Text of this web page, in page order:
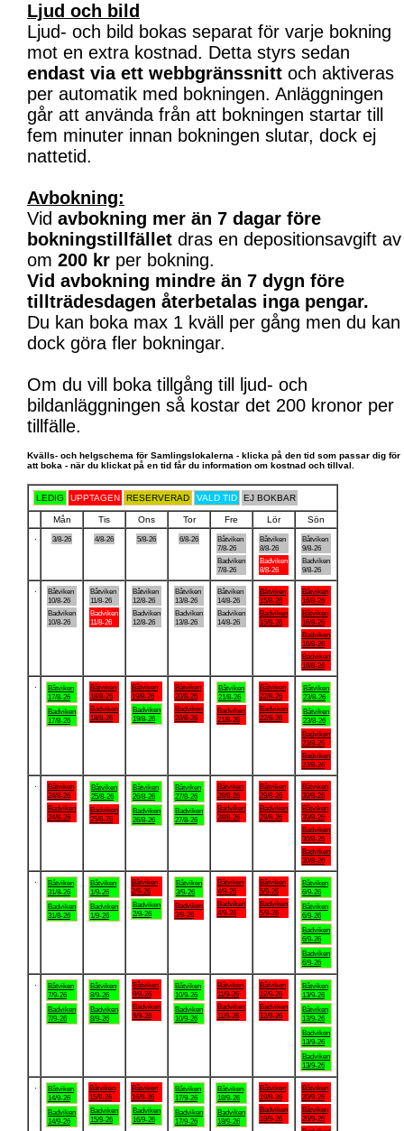
Ljud och bild
Ljud- och bild bokas separat för varje bokning
mot en extra kostnad. Detta styrs sedan
endast via ett webbgränssnitt och aktiveras
per automatik med bokningen. Anläggningen
går att använda från att bokningen startar till
fem minuter innan bokningen slutar, dock ej
nattetid.
Avbokning:
Vid avbokning mer än 7 dagar före
bokningstillfället dras en depositionsavgift av
om 200 kr per bokning.
Vid avbokning mindre än 7 dygn före
tillträdesdagen återbetalas inga pengar.
Du kan boka max 1 kväll per gång men du kan
dock göra fler bokningar.
Om du vill boka tillgång till ljud- och
bildanläggningen så kostar det 200 kronor per
tillfälle.
Kvälls- och helgschema för Samlingslokalerna - klicka på den tid som passar dig för
att boka - när du klickat på en tid får du information om kostnad och tillval.
LEDIG UPPTAGEN RESERVERAD VALD TID EJ BOKBAR
Mån Tis Ons Tor Fre Lör
Sön
3/8-26 4/8-26 5/8-26 6/8-26
Båtviken
7/8-26
Badviken
7/8-26
Båtviken
8/8-26
Badviken
8/8-26
Båtviken
9/8-26
Badviken
9/8-26
Båtviken
10/8-26
Badviken
10/8-26
Båtviken
11/8-26
Badviken
11/8-26
Båtviken
12/8-26
Badviken
12/8-26
Båtviken
13/8-26
Badviken
13/8-26
Båtviken
14/8-26
Badviken
14/8-26
Båtviken
15/8-26
Badviken
15/8-26
Båtviken
16/8-26
Båtviken
16/8-26
Badviken
16/8-26
Badviken
16/8-26
Båtviken
17/8-26
Badviken
17/8-26
Båtviken
18/8-26
Badviken
18/8-26
Båtviken
19/8-26
Badviken
19/8-26
Båtviken
20/8-26
Badviken
20/8-26
Båtviken
21/8-26
Badviken
21/8-26
Båtviken
22/8-26
Badviken
22/8-26
Båtviken
23/8-26
Båtviken
23/8-26
Badviken
23/8-26
Badviken
23/8-26
Båtviken
24/8-26
Badviken
24/8-26
Båtviken
25/8-26
Badviken
25/8-26
Båtviken
26/8-26
Badviken
26/8-26
Båtviken
27/8-26
Badviken
27/8-26
Båtviken
28/8-26
Badviken
28/8-26
Båtviken
29/8-26
Badviken
29/8-26
Båtviken
30/8-26
Båtviken
30/8-26
Badviken
30/8-26
Badviken
30/8-26
Båtviken
31/8-26
Badviken
31/8-26
Båtviken
1/9-26
Badviken
1/9-26
Båtviken
2/9-26
Badviken
2/9-26
Båtviken
3/9-26
Badviken
3/9-26
Båtviken
4/9-26
Badviken
4/9-26
Båtviken
5/9-26
Badviken
5/9-26
Båtviken
6/9-26
Båtviken
6/9-26
Badviken
6/9-26
Badviken
6/9-26
Båtviken
7/9-26
Badviken
7/9-26
Båtviken
8/9-26
Badviken
8/9-26
Båtviken
9/9-26
Badviken
9/9-26
Båtviken
10/9-26
Badviken
10/9-26
Båtviken
11/9-26
Badviken
11/9-26
Båtviken
12/9-26
Badviken
12/9-26
Båtviken
13/9-26
Båtviken
13/9-26
Badviken
13/9-26
Badviken
13/9-26
Båtviken
14/9-26
Badviken
14/9-26
Båtviken
15/9-26
Badviken
15/9-26
Båtviken
16/9-26
Badviken
16/9-26
Båtviken
17/9-26
Badviken
17/9-26
Båtviken
18/9-26
Badviken
18/9-26
Båtviken
19/9-26
Badviken
19/9-26
Båtviken
20/9-26
Båtviken
20/9-26